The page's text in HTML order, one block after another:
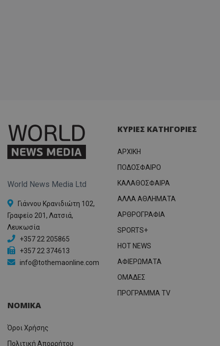
World News Media Ltd
Γιάννου Κρανιδιώτη 102,
Γραφείο 201, Λατσιά,
Λευκωσία
+357 22 205865
+357 22 374613
info@tothemaonline.com
ΚΥΡΙΕΣ ΚΑΤΗΓΟΡΙΕΣ
ΑΡΧΙΚΗ
ΠΟΔΟΣΦΑΙΡΟ
ΚΑΛΑΘΟΣΦΑΙΡΑ
ΑΛΛΑ ΑΘΛΗΜΑΤΑ
ΑΡΘΡΟΓΡΑΦΙΑ
SPORTS+
HOT NEWS
ΑΦΙΕΡΩΜΑΤΑ
ΟΜΑΔΕΣ
ΠΡΟΓΡΑΜΜΑ TV
ΝΟΜΙΚΑ
Όροι Χρήσης
Πολιτική Απορρήτου